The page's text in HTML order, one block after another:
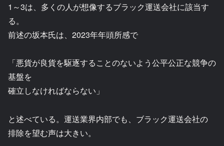
1～3は、多くの人が想像するブラック運送会社に該当す
る。
前述の坂本氏は、2023年年頭所感で
「悪貨が良貨を駆逐することのないよう公平公正な競争の
基盤を
確立しなければならない」
と述べている。運送業界内部でも、ブラック運送会社の
排除を望む声は大きい。